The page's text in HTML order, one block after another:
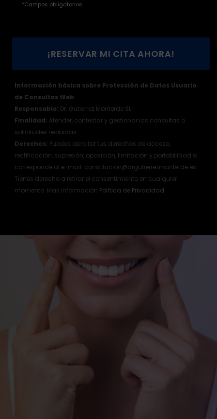
*Campos obligatorios
Información básica sobre Protección de Datos Usuario
de Consultas Web
Responsable: Dr. Gutierrez Monterde SL
Finalidad: Atender, contestar y gestionar las consultas o
solicitudes recibidas
Derechos: Puedes ejercitar tus derechos de acceso,
rectificación, supresión, oposición, limitación y portabilidad si
corresponde al e-mail: constitucion@drgutierrezmonterde.es.
Tienes derecho a retirar el consentimiento en cualquier
momento. Mas información Política de Privacidad